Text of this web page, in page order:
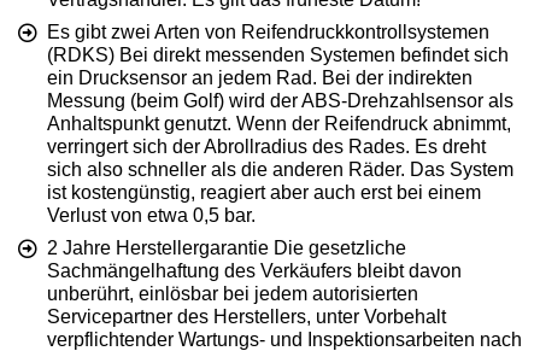
Es gibt zwei Arten von Reifendruckkontrollsystemen
(RDKS) Bei direkt messenden Systemen befindet sich
ein Drucksensor an jedem Rad. Bei der indirekten
Messung (beim Golf) wird der ABS-Drehzahlsensor als
Anhaltspunkt genutzt. Wenn der Reifendruck abnimmt,
verringert sich der Abrollradius des Rades. Es dreht
sich also schneller als die anderen Räder. Das System
ist kostengünstig, reagiert aber auch erst bei einem
Verlust von etwa 0,5 bar.
2 Jahre Herstellergarantie Die gesetzliche
Sachmängelhaftung des Verkäufers bleibt davon
unberührt, einlösbar bei jedem autorisierten
Servicepartner des Herstellers, unter Vorbehalt
verpflichtender Wartungs- und Inspektionsarbeiten nach